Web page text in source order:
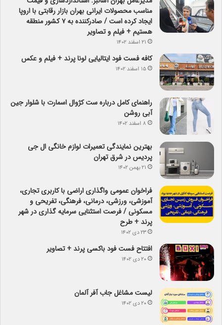
مناسب محصولات ایرانی بهران بازار رقابتی با اروپا
ایجاد کرده است / صادرکننده به ۷ کشور منطقه
هستیم + فیلم و تصاویر
۲۱ اسفند ۱۴۰۲
کافه فست فود ایتالیایی لونا پرند + فیلم و عکس
۱۵ اسفند ۱۴۰۲
راهنمای کامل درباره ست کژوال اسمارت با شلوار جین
آبی روشن
۸ اسفند ۱۴۰۲
بهترین نمایندگی تعمیرات لوازم خانگی ال جی
پردیس در شرق تهران
۲۱ بهمن ۱۴۰۲
فراخوان عمومی واگذاری اراضی با کاربری تجاری،
آموزشی، ورزشی، درمانی، فرهنگی، تفریحی و
مسکونی / فرصت استثنایی سرمایه گذاری در شهر
پرند + طرح
۲۳ دی ۱۴۰۲
افتتاح فست فود باکسی پرند + تصاویر
۲۰ دی ۱۴۰۲
لیست مشاغل جاب آفر آلمان
۲۰ دی ۱۴۰۲